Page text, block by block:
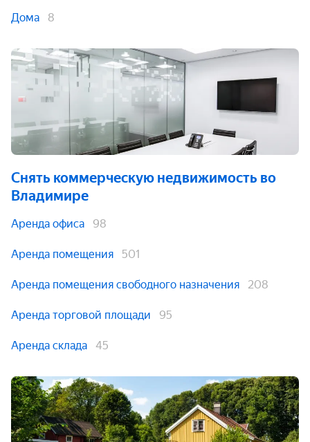
Дома 8
Снять коммерческую недвижимость во
Владимире
Аренда офиса 98
Аренда помещения 501
Аренда помещения свободного назначения 208
Аренда торговой площади 95
Аренда склада 45